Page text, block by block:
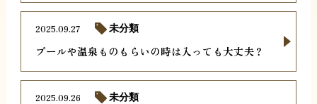
プールや温泉ものもらいの時は入っても大丈夫？
2025.09.27 未分類
2025.09.26 未分類